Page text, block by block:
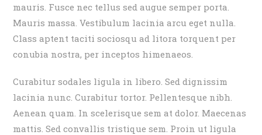
mauris. Fusce nec tellus sed augue semper porta.
Mauris massa. Vestibulum lacinia arcu eget nulla.
Class aptent taciti sociosqu ad litora torquent per
conubia nostra, per inceptos himenaeos.
Curabitur sodales ligula in libero. Sed dignissim
lacinia nunc. Curabitur tortor. Pellentesque nibh.
Aenean quam. In scelerisque sem at dolor. Maecenas
mattis. Sed convallis tristique sem. Proin ut ligula